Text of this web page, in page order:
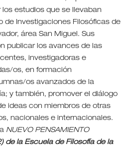
estudios que se llevaban
de Investigaciones Filosóficas de
área San Miguel. Sus
publicar los avances de las
investigadoras e
os, en formación
os avanzados de la
y también, promover el diálogo
ideas con miembros de otras
nacionales e internacionales.
NUEVO PENSAMIENTO
de la Escuela de Filosofía de la